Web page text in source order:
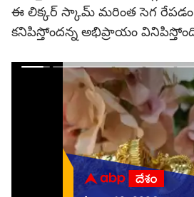
ఈ లిక్కర్ స్కామ్ మరింత సెగ
కనిపిస్తోందన్న అభిప్రాయం